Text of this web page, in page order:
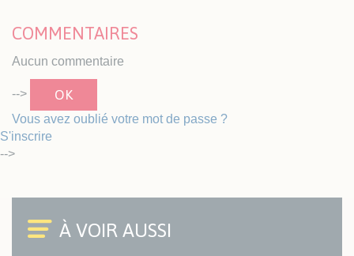
COMMENTAIRES
Aucun commentaire
--> OK
Vous avez oublié votre mot de passe ?
S'inscrire
-->